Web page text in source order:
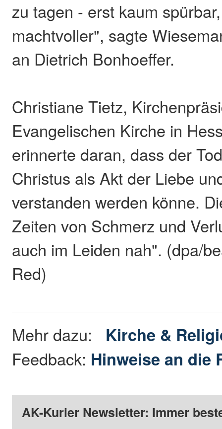
zu tagen - erst kaum
machtvoller", sagte
an Dietrich Bonhoeffer.
Christiane Tietz,
Evangelischen Kirche in
erinnerte daran, dass der
Christus als Akt der Liebe
verstanden werden könne.
Zeiten von Schmerz und
auch im Leiden nah". (dpa/
Red)
Mehr dazu: Kirche &
Feedback: Hinweise an die
AK-Kurier Newsletter: Immer